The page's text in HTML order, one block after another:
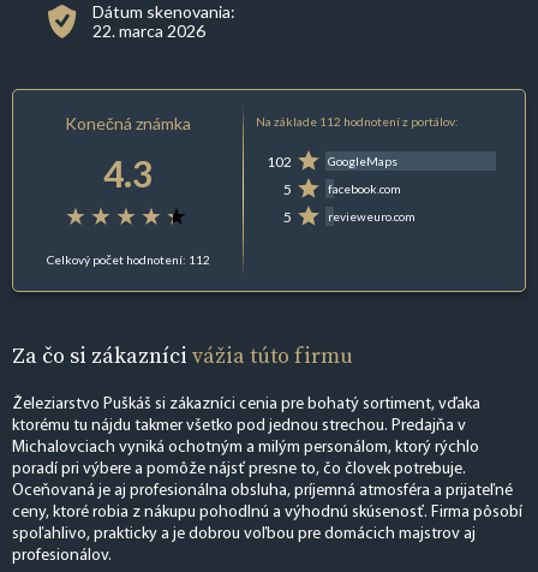
Dátum skenovania:
22. marca 2026
Konečná známka
4.3
Celkový počet hodnotení: 112
Na základe 112 hodnotení z portálov:
102 GoogleMaps
5 facebook.com
5 revieweuro.com
Za čo si zákazníci vážia túto firmu
Železiarstvo Puškáš si zákazníci cenia pre bohatý sortiment, vďaka
ktorému tu nájdu takmer všetko pod jednou strechou. Predajňa v
Michalovciach vyniká ochotným a milým personálom, ktorý rýchlo
poradí pri výbere a pomôže nájsť presne to, čo človek potrebuje.
Oceňovaná je aj profesionálna obsluha, príjemná atmosféra a prijateľné
ceny, ktoré robia z nákupu pohodlnú a výhodnú skúsenosť. Firma pôsobí
spoľahlivo, prakticky a je dobrou voľbou pre domácich majstrov aj
profesionálov.